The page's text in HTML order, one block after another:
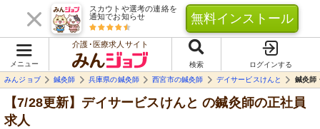
スカウトや選考の連絡を
通知でお知らせ
無料インストール
メニュー
介護･医療求人サイト
検索
ログインする
みんジョブ
鍼灸師 兵庫県の鍼灸師 西宮市の鍼灸師 デイサービスけんと 鍼灸師
【7/28更新】デイサービスけんと の鍼灸師の正社員
求人